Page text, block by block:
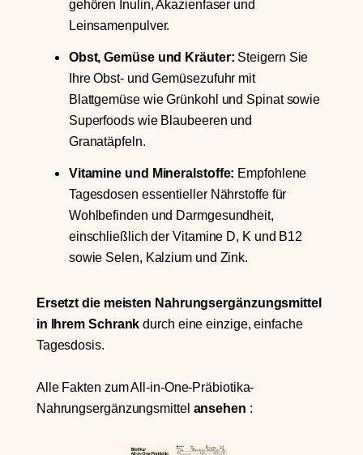
gehören Inulin, Akazienfaser und
Leinsamenpulver.
Obst, Gemüse und Kräuter: Steigern Sie
Ihre Obst- und Gemüsezufuhr mit
Blattgemüse wie Grünkohl und Spinat sowie
Superfoods wie Blaubeeren und
Granatäpfeln.
Vitamine und Mineralstoffe: Empfohlene
Tagesdosen essentieller Nährstoffe für
Wohlbefinden und Darmgesundheit,
einschließlich der Vitamine D, K und B12
sowie Selen, Kalzium und Zink.
Ersetzt die meisten Nahrungsergänzungsmittel
in Ihrem Schrank durch eine einzige, einfache
Tagesdosis.
Alle Fakten zum All-in-One-Präbiotika-
Nahrungsergänzungsmittel ansehen :